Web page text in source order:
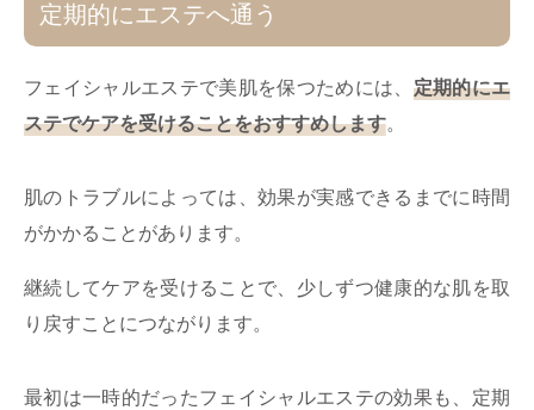
定期的にエステへ通う
フェイシャルエステで美肌を保つためには、 定期的にエ
ステでケアを受けることをおすすめします。
肌のトラブルによっては、効果が実感できるまでに時間
がかかることがあります。
継続してケアを受けることで、少しずつ健康的な肌を取
り戻すことにつながります。
最初は一時的だったフェイシャルエステの効果も、定期